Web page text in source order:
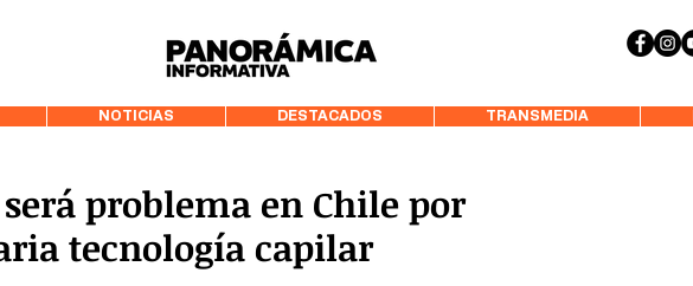
NOTICIAS DESTACADOS TRANSMEDIA
problema en Chile por
tecnología capilar